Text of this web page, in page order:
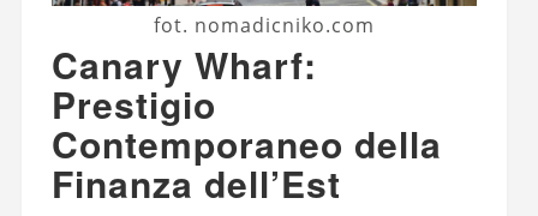
fot. nomadicniko.com
Canary Wharf:
Prestigio
Contemporaneo della
Finanza dell’Est